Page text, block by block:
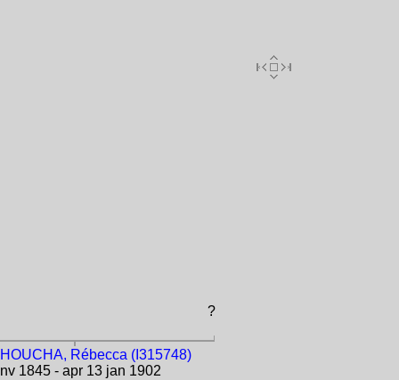
?
Rébecca (I315748)
1845 - apr 13 jan 1902